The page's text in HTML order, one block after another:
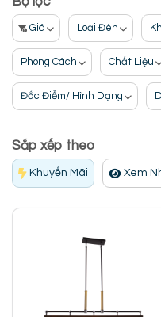
Giá Loại Đèn
Phong Cách Chất Liệu
Đắc Điểm/ Hình Dạng
Sắp xếp theo
Khuyến Mãi Xem